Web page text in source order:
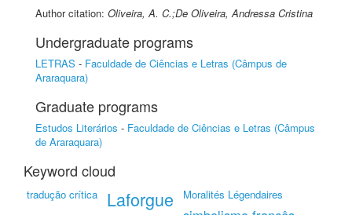
Author citation: Oliveira, A. C.;De Oliveira, Andressa Cristina
Undergraduate programs
LETRAS - Faculdade de Ciências e Letras (Câmpus de
Araraquara)
Graduate programs
Estudos Literários - Faculdade de Ciências e Letras (Câmpus
de Araraquara)
Keyword cloud
tradução crítica Laforgue Moralités Légendaires